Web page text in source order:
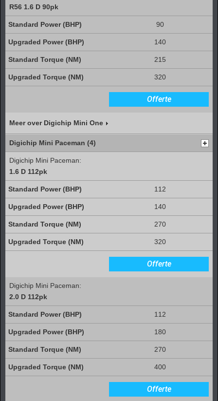
R56 1.6 D 90pk
90
140
215
320
Offerte
Meer over Digichip Mini One
Digichip Mini Paceman (4)
Digichip Mini Paceman:
1.6 D 112pk
112
140
270
320
Offerte
Digichip Mini Paceman:
2.0 D 112pk
112
180
270
400
Offerte